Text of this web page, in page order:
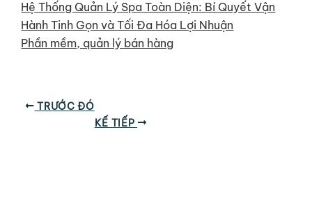
Hệ Thống Quản Lý Spa Toàn Diện: Bí Quyết Vận
Hành Tinh Gọn và Tối Đa Hóa Lợi Nhuận
Phần mềm, quản lý bán hàng
TRƯỚC ĐÓ
KẾ TIẾP